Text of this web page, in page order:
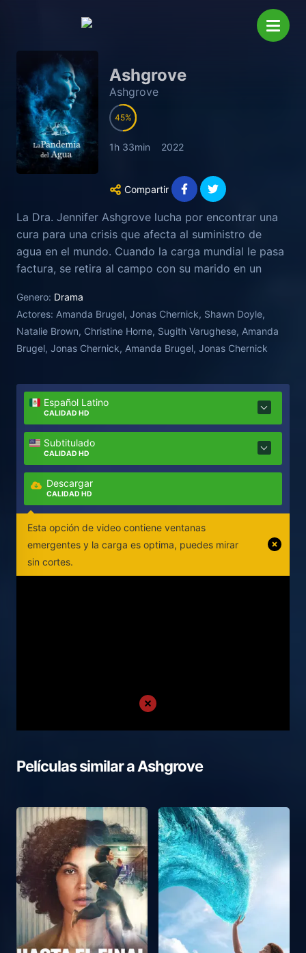
Ashgrove
Ashgrove
45
1h 33min 2022
Compartir
La Dra. Jennifer Ashgrove lucha por encontrar una
cura para una crisis que afecta al suministro de
agua en el mundo. Cuando la carga mundial le pasa
factura, se retira al campo con su marido en un
tensa y pronto se dan cuenta de que su capacidad
para salvar su matrimonio determinará literalmente
el destino de la propia humanidad.
Genero: Drama
Actores: Amanda Brugel, Jonas Chernick, Shawn Doyle,
Natalie Brown, Christine Horne, Sugith Varughese, Amanda
Brugel, Jonas Chernick, Amanda Brugel, Jonas Chernick
Español Latino
CALIDAD HD
Subtitulado
CALIDAD HD
Descargar
CALIDAD HD
Esta opción de video contiene ventanas
emergentes y la carga es optima, puedes mirar
sin cortes.
Películas similar aAshgrove